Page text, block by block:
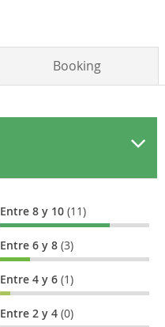
Booking
Entre 8 y 10(11)
Entre 6 y 8(3)
Entre 4 y 6(1)
Entre 2 y 4(0)